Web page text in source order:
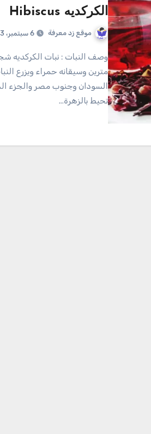
الكركديه Hibiscus
موقع زد معرفة 6 سبتمبر، 2023
وصف النبات : نبات الكركديه شجيرى يصل ارتفاعه إلى حوالى
مترين وسيقانه حمراء ويزرع
السودان وجنوب مصر والجزء
تحيط بالزهرة…